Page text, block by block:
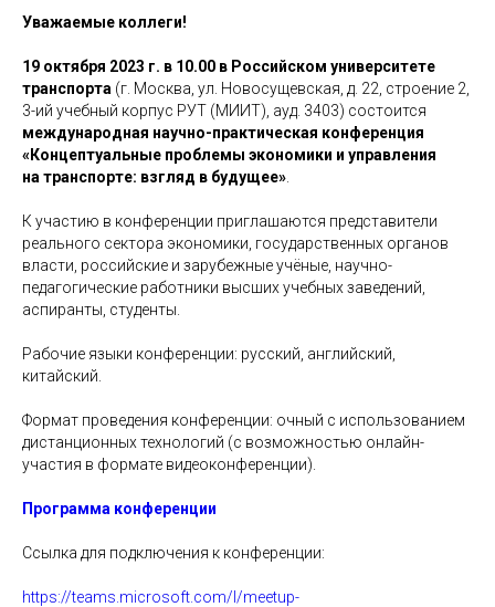
Уважаемые коллеги!
19 октября 2023 г. в 10.00 в Российском университете
транспорта (г. Москва, ул. Новосущевская, д. 22, строение 2,
3-ий учебный корпус РУТ (МИИТ), ауд. 3403) состоится
международная научно-практическая конференция
«Концептуальные проблемы экономики и управления
на транспорте: взгляд в будущее»
К участию в конференции приглашаются представители
реального сектора экономики, государственных органов
власти, российские и зарубежные учёные, научно-
педагогические работники высших учебных заведений,
аспиранты, студенты.
Рабочие языки конференции: русский, английский,
китайский.
Формат проведения конференции: очный с использованием
дистанционных технологий (с возможностью онлайн-
участия в формате видеоконференции).
Программа конференции
Ссылка для подключения к конференции:
https://teams.microsoft.com/l/meetup-